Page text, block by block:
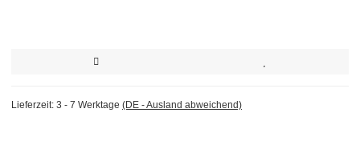
Lieferzeit: 3 - 7 Werktage (DE - Ausland abweichend)